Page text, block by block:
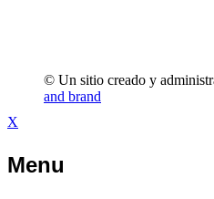
© Un sitio creado y
and brand
X
Menu